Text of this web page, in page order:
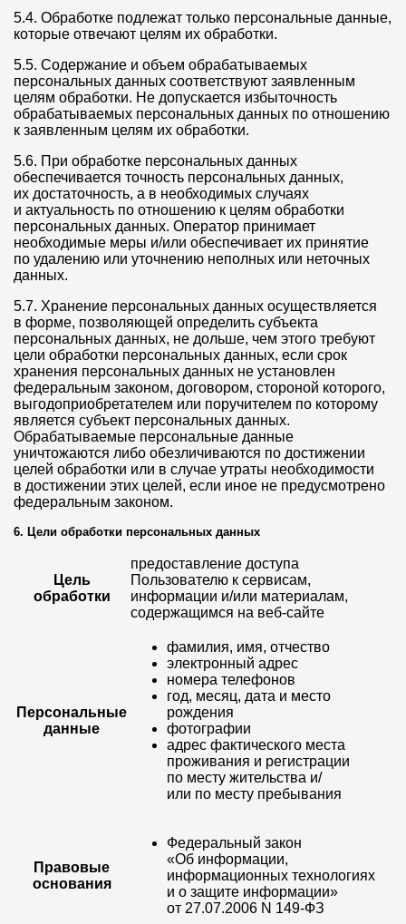
5.4. Обработке подлежат только персональные данные,
которые отвечают целям их обработки.
5.5. Содержание и объем обрабатываемых
персональных данных соответствуют заявленным
целям обработки. Не допускается избыточность
обрабатываемых персональных данных по отношению
к заявленным целям их обработки.
5.6. При обработке персональных данных
обеспечивается точность персональных данных,
их достаточность, а в необходимых случаях
и актуальность по отношению к целям обработки
персональных данных. Оператор принимает
необходимые меры и/или обеспечивает их принятие
по удалению или уточнению неполных или неточных
данных.
5.7. Хранение персональных данных осуществляется
в форме, позволяющей определить субъекта
персональных данных, не дольше, чем этого требуют
цели обработки персональных данных, если срок
хранения персональных данных не установлен
федеральным законом, договором, стороной которого,
выгодоприобретателем или поручителем по которому
является субъект персональных данных.
Обрабатываемые персональные данные
уничтожаются либо обезличиваются по достижении
целей обработки или в случае утраты необходимости
в достижении этих целей, если иное не предусмотрено
федеральным законом.
6. Цели обработки персональных данных
Цель
обработки
предоставление доступа
Пользователю к сервисам,
информации и/или материалам,
содержащимся на веб-сайте
Персональные
данные
фамилия, имя, отчество
электронный адрес
номера телефонов
год, месяц, дата и место
рождения
фотографии
адрес фактического места
проживания и регистрации
по месту жительства и/
или по месту пребывания
Правовые
основания
Федеральный закон
«Об информации,
информационных технологиях
и о защите информации»
от 27.07.2006 N 149-ФЗ